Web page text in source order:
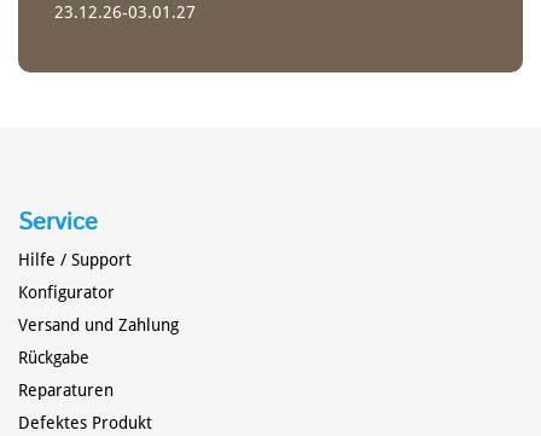
WILDWASSER-EINER
Creeker
POLO PADDEL
23.12.26-03.01.27
Service
Hilfe / Support
Konfigurator
Versand und Zahlung
Rückgabe
Reparaturen
Defektes Produkt